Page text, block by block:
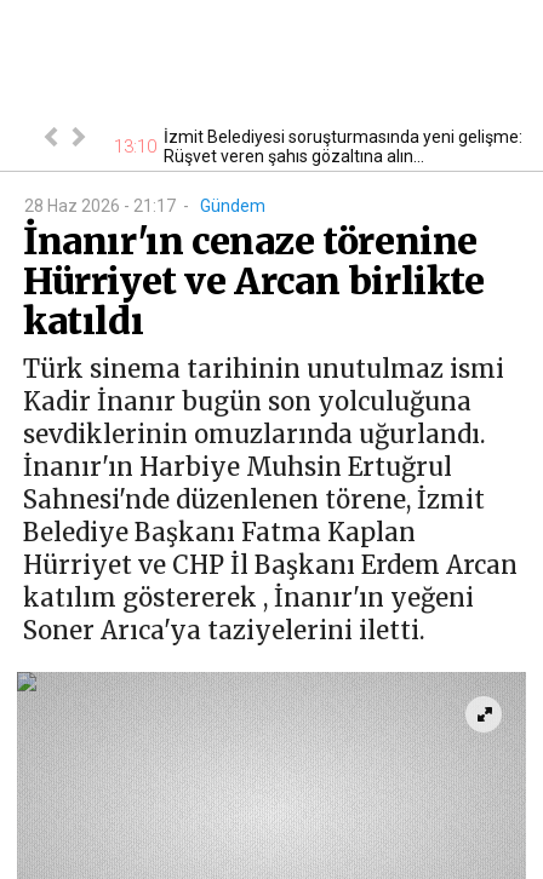
yeniden 13:10 İzmit Belediyesi soruşturmasında yeni gelişme:
Rüşvet veren şahıs gözaltına alın...
28 Haz 2026 - 21:17 - Gündem
İnanır'ın cenaze törenine
Hürriyet ve Arcan birlikte
katıldı
Türk sinema tarihinin unutulmaz ismi
Kadir İnanır bugün son yolculuğuna
sevdiklerinin omuzlarında uğurlandı.
İnanır'ın Harbiye Muhsin Ertuğrul
Sahnesi'nde düzenlenen törene, İzmit
Belediye Başkanı Fatma Kaplan
Hürriyet ve CHP İl Başkanı Erdem Arcan
katılım göstererek , İnanır'ın yeğeni
Soner Arıca'ya taziyelerini iletti.